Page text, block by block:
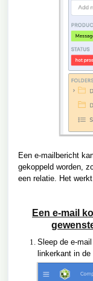
Een e-mailbericht
gekoppeld worden,
een relatie. Het
Een e-mail
Sleep de e-
linkerkant in